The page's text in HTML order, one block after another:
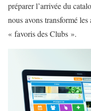
préparer l’arrivée du
nous avons transformé
« favoris des Clubs ».